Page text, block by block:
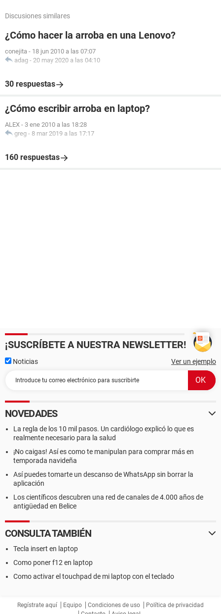
Discusiones similares
¿Cómo hacer la arroba en una Lenovo?
conejita - 18 jun 2010 a las 07:07
adag - 20 may 2020 a las 04:10
30 respuestas
¿Cómo escribir arroba en laptop?
ALEX - 3 ene 2010 a las 18:28
greg - 8 mar 2019 a las 17:17
160 respuestas
¡SUSCRÍBETE A NUESTRA NEWSLETTER!
Noticias Ver un ejemplo
NOVEDADES
La regla de los 10 mil pasos. Un cardiólogo explicó lo que es
realmente necesario para la salud
¡No caigas! Así es como te manipulan para comprar más en
temporada navideña
Así puedes tomarte un descanso de WhatsApp sin borrar la
aplicación
Los científicos descubren una red de canales de 4.000 años de
antigüedad en Belice
CONSULTA TAMBIÉN
Tecla insert en laptop
Como poner f12 en laptop
Como activar el touchpad de mi laptop con el teclado
Regístrate aquí Equipo Condiciones de uso
Política de privacidad